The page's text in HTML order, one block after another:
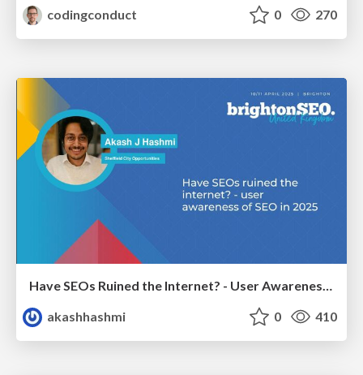
codingconduct
0 270
Have SEOs Ruined the Internet? - User Awareness of SEO in 2025
akashhashmi
0 410